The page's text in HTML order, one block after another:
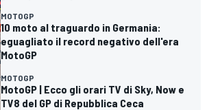
MOTOGP
10 moto al traguardo in Germania:
eguagliato il record negativo dell'era
MotoGP
MOTOGP
MotoGP | Ecco gli orari TV di Sky, Now e
TV8 del GP di Repubblica Ceca